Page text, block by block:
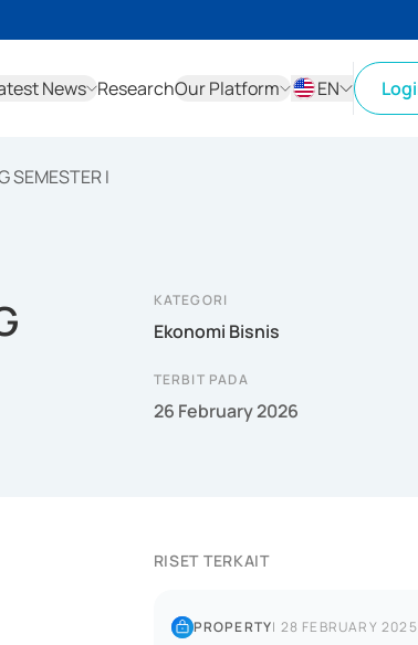
News ResearchOur Platform
EN
SEMESTER I
KATEGORI
Ekonomi Bisnis
TERBIT PADA
26 February 2026
RISET TERKAIT
PROPERTY| 28 FEBRUARY 2025